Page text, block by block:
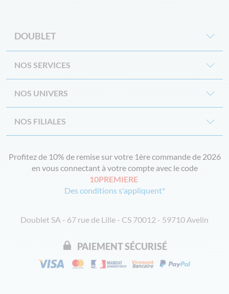
DOUBLET
NOS SERVICES
NOS UNIVERS
NOS FILIALES
Profitez de 10% de remise sur votre 1ère commande de 2026
en vous connectant à votre compte avec le code
10PREMIERE
Des conditions s'appliquent*
Doublet SA - 67 rue de Lille - CS 70012 - 59710 Avelin
PAIEMENT SÉCURISÉ